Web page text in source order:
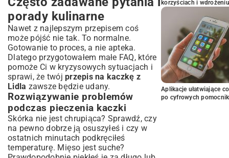
porady kulinarne
Nawet z najlepszym przepisem coś
może pójść nie tak. To normalne.
Gotowanie to proces, a nie apteka.
Dlatego przygotowałem małe FAQ, które
pomoże Ci w kryzysowych sytuacjach i
sprawi, że twój przepis na kaczkę z
Lidla zawsze będzie udany.
Rozwiązywanie problemów
podczas pieczenia kaczki
Skórka nie jest chrupiąca? Sprawdź, czy
na pewno dobrze ją osuszyłeś i czy w
ostatnich minutach podkręciłeś
temperaturę. Mięso jest suche?
korzyściach i wdrożeniu
Aplikacje ułatwiające
po cyfrowych